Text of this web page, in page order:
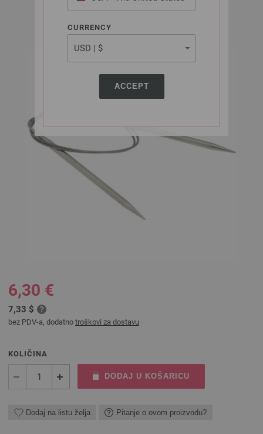
of America
CURRENCY
ACCEPT
6,30 €
7,33 $
bez PDV-a, dodatno troškovi za dostavu
KOLIČINA
DODAJ U KOŠARICU
Dodaj na listu želja Pitanje o ovom proizvodu?